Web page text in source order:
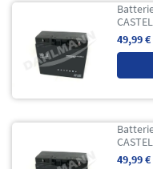
49,99
49,99